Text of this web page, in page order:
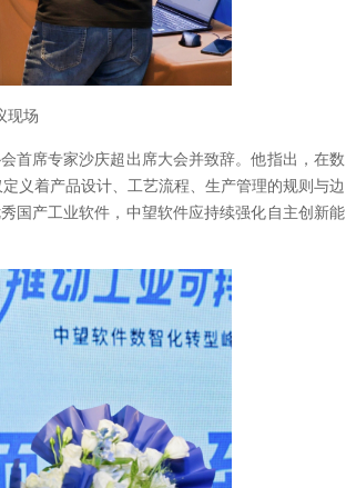
现场
首席专家沙庆超出席大会并致辞。他指出，在数
义着产品设计、工艺流程、生产管理的规则与边
国产工业软件，中望软件应持续强化自主创新能